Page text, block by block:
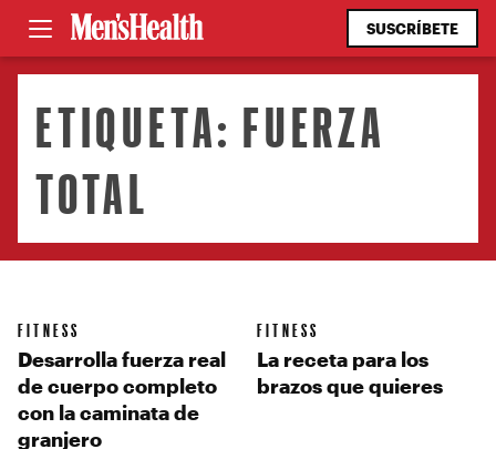
SUSCRÍBETE
ETIQUETA: FUERZA
TOTAL
FITNESS
Desarrolla fuerza real
de cuerpo completo
con la caminata de
granjero
FITNESS
La receta para los
brazos que quieres